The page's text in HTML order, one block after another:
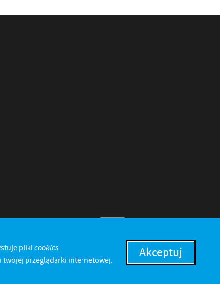
pliki cookies.
twojej przeglądarki internetowej.
Akceptuj